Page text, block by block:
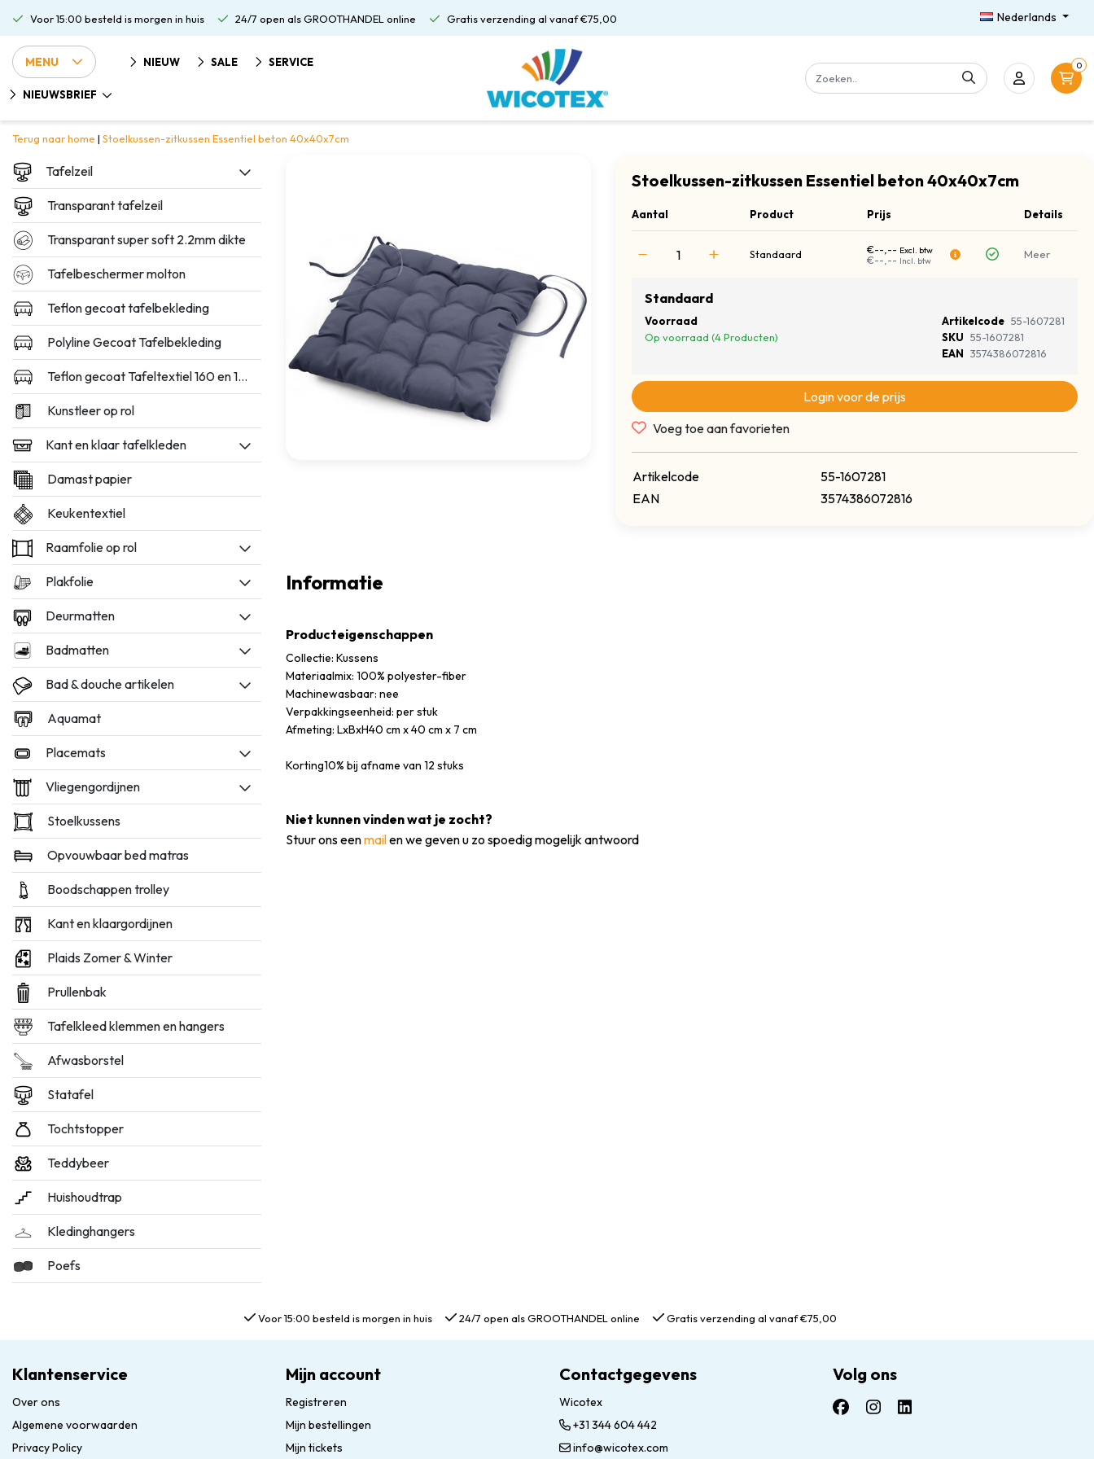
Voor 15:00 besteld is morgen in huis 24/7 open als GROOTHANDEL online Gratis verzending al vanaf €75,00 Nederlands
MENU NIEUW SALE SERVICE
NIEUWSBRIEF
0
Terug naar home | Stoelkussen-zitkussen Essentiel beton 40x40x7cm
Tafelzeil
Transparant tafelzeil
Transparant super soft 2.2mm dikte
Tafelbeschermer molton
Teflon gecoat tafelbekleding
Polyline Gecoat Tafelbekleding
Teflon gecoat Tafeltextiel 160 en 180cm breed
Kunstleer op rol
Kant en klaar tafelkleden
Damast papier
Keukentextiel
Raamfolie op rol
Plakfolie
Deurmatten
Badmatten
Bad & douche artikelen
Aquamat
Placemats
Vliegengordijnen
Stoelkussens
Opvouwbaar bed matras
Boodschappen trolley
Kant en klaargordijnen
Plaids Zomer & Winter
Prullenbak
Tafelkleed klemmen en hangers
Afwasborstel
Statafel
Tochtstopper
Teddybeer
Huishoudtrap
Kledinghangers
Poefs
Stoelkussen-zitkussen Essentiel beton 40x40x7cm
Aantal Product Prijs Details
Standaard €--,-- Excl. btw
€--,-- Incl. btw Meer
Standaard
Voorraad
Op voorraad (4 Producten)
Artikelcode 55-1607281
SKU 55-1607281
EAN 3574386072816
Login voor de prijs
Voeg toe aan favorieten
Artikelcode
55-1607281
EAN
3574386072816
Informatie
Producteigenschappen
Collectie: Kussens
Materiaalmix: 100% polyester-fiber
Machinewasbaar: nee
Verpakkingseenheid: per stuk
Afmeting: LxBxH40 cm x 40 cm x 7 cm
Korting10% bij afname van 12 stuks
Niet kunnen vinden wat je zocht?
Stuur ons eenmailen we geven u zo spoedig mogelijk antwoord
Voor 15:00 besteld is morgen in huis 24/7 open als GROOTHANDEL online Gratis verzending al vanaf €75,00
Klantenservice
Over ons
Algemene voorwaarden
Privacy Policy
Mijn account
Registreren
Mijn bestellingen
Mijn tickets
Contactgegevens
Wicotex
+31 344 604 442
info@wicotex.com
Volg ons